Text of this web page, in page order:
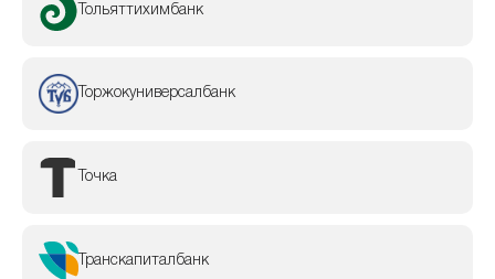
Тольяттихимбанк
Торжокуниверсалбанк
Точка
Транскапиталбанк